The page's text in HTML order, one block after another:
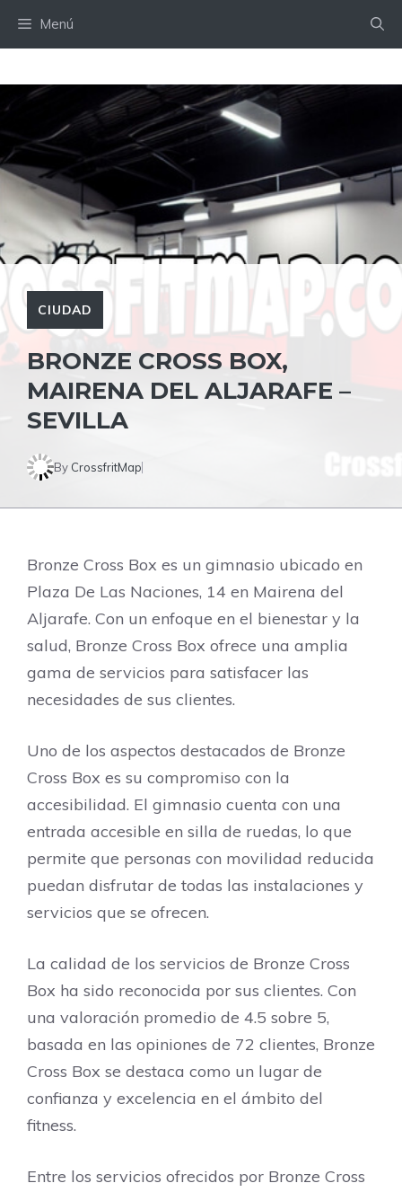
Menú
CIUDAD
BRONZE CROSS BOX,
MAIRENA DEL ALJARAFE –
SEVILLA
By CrossfritMap
Bronze Cross Box es un gimnasio ubicado en
Plaza De Las Naciones, 14 en Mairena del
Aljarafe. Con un enfoque en el bienestar y la
salud, Bronze Cross Box ofrece una amplia
gama de servicios para satisfacer las
necesidades de sus clientes.
Uno de los aspectos destacados de Bronze
Cross Box es su compromiso con la
accesibilidad. El gimnasio cuenta con una
entrada accesible en silla de ruedas, lo que
permite que personas con movilidad reducida
puedan disfrutar de todas las instalaciones y
servicios que se ofrecen.
La calidad de los servicios de Bronze Cross
Box ha sido reconocida por sus clientes. Con
una valoración promedio de 4.5 sobre 5,
basada en las opiniones de 72 clientes, Bronze
Cross Box se destaca como un lugar de
confianza y excelencia en el ámbito del
fitness.
Entre los servicios ofrecidos por Bronze Cross